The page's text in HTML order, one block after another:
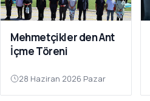
Mehmetçikler den Ant
İçme Töreni
28 Haziran 2026 Pazar